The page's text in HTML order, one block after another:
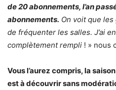
de 20 abonnements, l’an
abonnements. On voit que
de fréquenter les salles. J’ai
complètement rempli ! » nous
Vous l’aurez compris, la
est à découvrir sans